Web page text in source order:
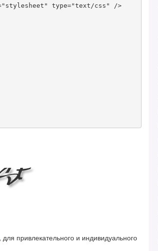
type="text/css" />
, для привлекательного и индивидуального